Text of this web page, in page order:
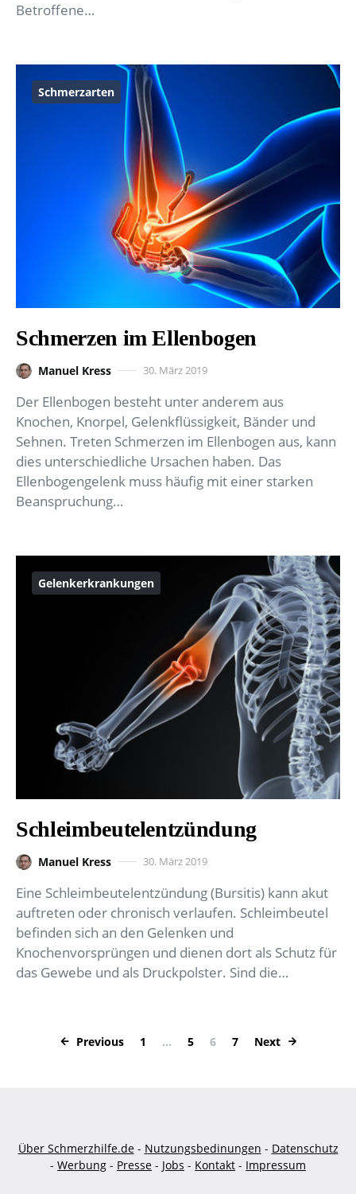
Betroffene…
Schmerzarten
Schmerzen im Ellenbogen
Manuel Kress 30. März 2019
Der Ellenbogen besteht unter anderem aus
Knochen, Knorpel, Gelenkflüssigkeit, Bänder und
Sehnen. Treten Schmerzen im Ellenbogen aus, kann
dies unterschiedliche Ursachen haben. Das
Ellenbogengelenk muss häufig mit einer starken
Beanspruchung…
Gelenkerkrankungen
Schleimbeutelentzündung
Manuel Kress 30. März 2019
Eine Schleimbeutelentzündung (Bursitis) kann akut
auftreten oder chronisch verlaufen. Schleimbeutel
befinden sich an den Gelenken und
Knochenvorsprüngen und dienen dort als Schutz für
das Gewebe und als Druckpolster. Sind die…
Previous 1 … 5 6 7 Next
Über Schmerzhilfe.de- Nutzungsbedinungen - Datenschutz
- Werbung - Presse - Jobs - Kontakt - Impressum